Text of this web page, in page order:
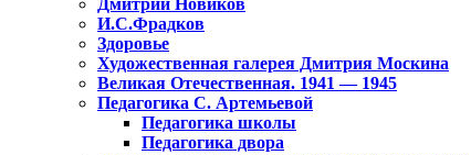
И.С.Фрадков
Здоровье
Художественная галерея Дмитрия Москина
Великая Отечественная. 1941 — 1945
Педагогика С. Артемьевой
Педагогика школы
Педагогика двора